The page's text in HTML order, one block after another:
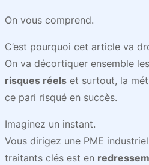
On vous comprend.
C’est pourquoi cet article va
On va décortiquer ensemble les
risques réels et surtout, la
ce pari risqué en succès.
Imaginez un instant.
Vous dirigez une PME
traitants clés est en